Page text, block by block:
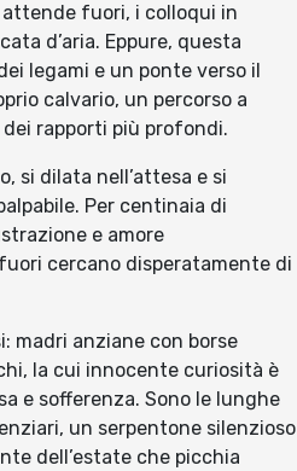
attende fuori, i colloqui in
d’aria. Eppure, questa
legami e un ponte verso il
calvario, un percorso a
rapporti più profondi.
si dilata nell’attesa e si
Per centinaia di
e amore
cercano disperatamente di
madri anziane con borse
la cui innocente curiosità è
e sofferenza. Sono le lunghe
un serpentone silenzioso
dell’estate che picchia